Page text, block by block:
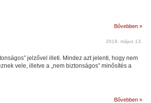
Bővebben »
2019. május 13.
jelzővel illeti. Mindez azt jelenti, hogy nem
vele, illetve a „nem biztonságos” minősítés a
Bővebben »